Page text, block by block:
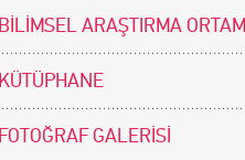
BİLİMSEL ARAŞTIRMA ORTAMI
KÜTÜPHANE
FOTOĞRAF GALERİSİ